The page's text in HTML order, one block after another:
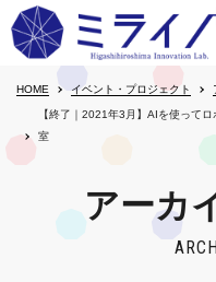
HOME イベント・プロジェクト
【終了｜2021年3月】AIを使って
室
アーカ